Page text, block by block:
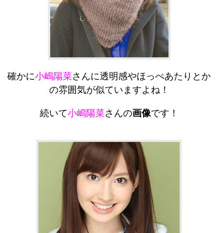
確かに小嶋陽菜さんに透明感やほっぺあたりとか
の雰囲気が似ていますよね！
続いて小嶋陽菜さんの画像です！